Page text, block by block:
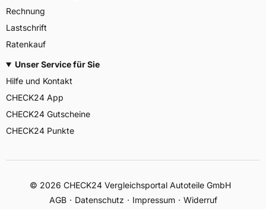
Rechnung
Lastschrift
Ratenkauf
Unser Service für Sie
Hilfe und Kontakt
CHECK24 App
CHECK24 Gutscheine
CHECK24 Punkte
© 2026 CHECK24 Vergleichsportal Autoteile GmbH
AGB
Datenschutz Impressum Widerruf